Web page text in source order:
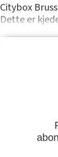
Citybox
Dette er